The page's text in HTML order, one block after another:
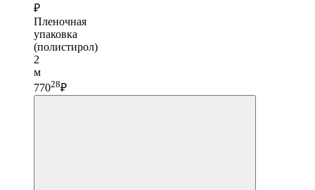
₽
Пленочная
упаковка
(полистирол)
2
м
77028₽